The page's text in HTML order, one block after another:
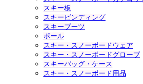
スキー板
スキービンディング
スキーブーツ
ポール
スキー・スノーボードウェア
スキー・スノーボードグローブ
スキーバッグ・ケース
スキー・スノーボード用品